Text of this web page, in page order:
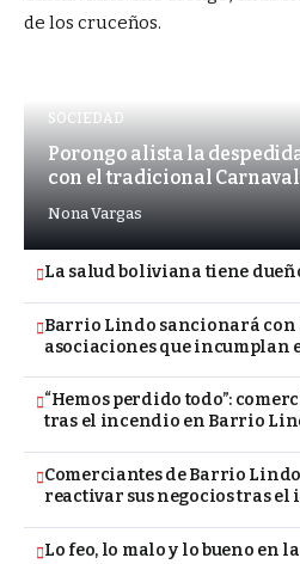
SOCIEDAD
Porongo alista la
con el tradicional
Nona Vargas
La salud boliviana tiene
Barrio Lindo sancionará con
asociaciones que incumplan
“Hemos perdido todo”:
tras el incendio en Barrio
Comerciantes de Barrio
reactivar sus negocios tras el
Lo feo, lo malo y lo bueno en